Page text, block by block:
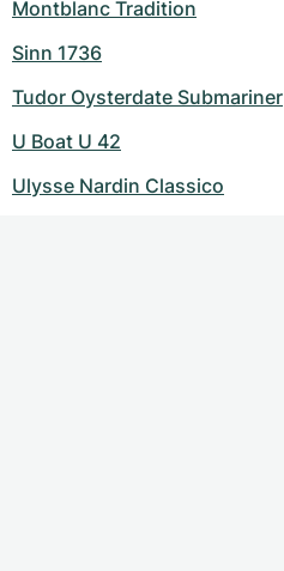
Montblanc Tradition
Sinn 1736
Tudor Oysterdate Submariner
U Boat U 42
Ulysse Nardin Classico